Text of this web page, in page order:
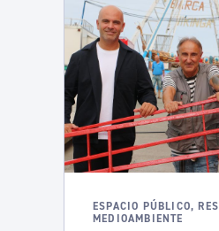
Salud Pública,
Infancia y
Participación
ESPACIO PÚBLICO,
MEDIOAMBIENTE